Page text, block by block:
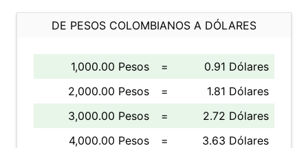
DE PESOS COLOMBIANOS A DÓLARES
1,000.00 Pesos =
0.91 Dólares
2,000.00 Pesos
=
1.81 Dólares
3,000.00 Pesos
=
2.72 Dólares
4,000.00 Pesos
=
3.63 Dólares